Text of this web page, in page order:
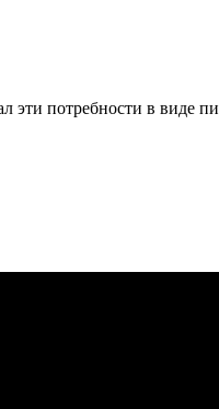
эти потребности в виде